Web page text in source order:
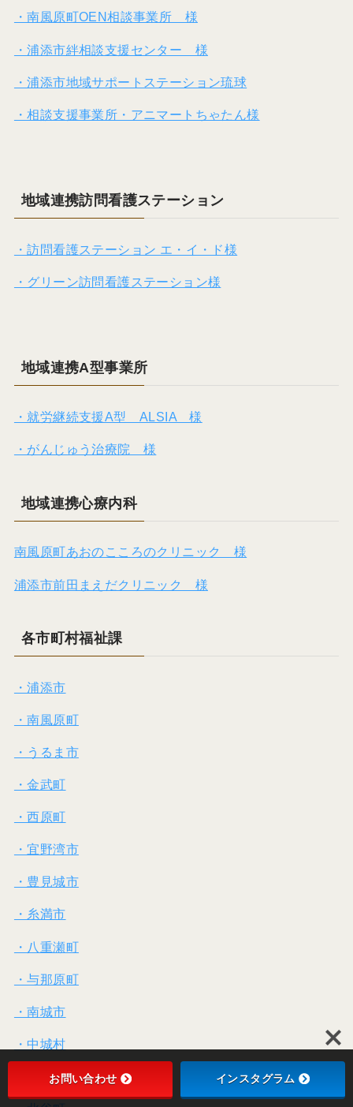
・南風原町OEN相談事業所 様
・浦添市絆相談支援センター 様
・浦添市地域サポートステーション琉球
・相談支援事業所・アニマートちゃたん様
地域連携訪問看護ステーション
・訪問看護ステーション エ・イ・ド様
・グリーン訪問看護ステーション様
地域連携A型事業所
・就労継続支援A型 ALSIA 様
・がんじゅう治療院 様
地域連携心療内科
南風原町あおのこころのクリニック 様
浦添市前田まえだクリニック 様
各市町村福祉課
・浦添市
・南風原町
・うるま市
・金武町
・西原町
・宜野湾市
・豊見城市
・糸満市
・八重瀬町
・与那原町
・南城市
・中城村
・北中城村お問い合わせ インスタグラム